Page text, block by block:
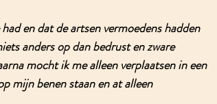
en dat de artsen vermoedens hadden
anders op dan bedrust en zware
mocht ik me alleen verplaatsen in een
mijn benen staan en at alleen